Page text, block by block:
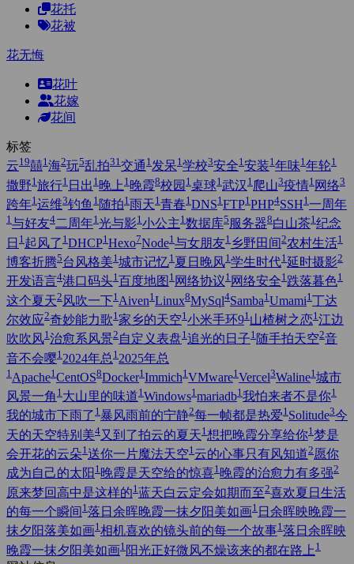
花托
花被
花无悔
花叶
花嫁
花间
标签
云19囍1 海2玩5乱拍31 交通 1 发呆1 学校3安全1 安装1 年味1 年轮1
撒野1 旅行1 日出 1 晚上 1 晚霞8校园 1 桌球1 武汉 1 爬山3疫情1 网络3
跨年1 运维3钓鱼 1 随拍1 雨天1 青春1 DNS1 FTP1 PHP4SSH1 一周年
1 与好友4二周年1 光与影1 小公主1 数据库5 服务器8白山茶1 纪念
日 1 起风了 1 DHCP1 Hexo7Node1 与女朋友1 乡野田间 2农村生活1
博客折腾5台风格美1 城市记忆1 夏日晚风1 学生时代1 延时摄影2
开发语言4港口码头1 百度地图 1 网络协议1 网络安全1 跌落暮色1
这个夏天2 风吹一下1 Aiven1 Linux8MySql4Samba1 Umami1 丁达
尔效应2奇妙能力歌1 家乡的天空1 小米手环91 山楂树之恋1 江边
吹吹风1 治愈系风景2 自定义表盘1 追光的日子1 随手拍天空2音
音不会嘤1 2024年总 1 2025年总
1 Apache1 CentOS8Docker1 Immich1 VMware1 Vercel3Waline1 城市
风景一角 1 大山里的味道1 Windows1 mariadb1 我怕来者不是你1
我的城市下雨了 1暴风雨前的宁静2每一帧都是热爱1Solitude3今
天的天空特别美4又到了拍云的夏天1 想把晚霞分享给你1 梦是
会开花的云朵1 送你一片魔法天空1 云的心事只有风知道2愿你
成为自己的太阳 1晚霞是天空给的惊喜1晚霞的治愈力有多强2
原来梦回高中是这样的1 蓝天白云定会如期而至2喜欢夏日生活
的每一个瞬间 1 落日余晖晚霞一抹夕阳美如画1 日余晖映晚霞一
抹夕阳落美如画1相机喜欢的镜头前的每一个故事1落日余晖映
晚霞一抹夕阳美如画1 阳光正好微风不燥该来的都在路上 1